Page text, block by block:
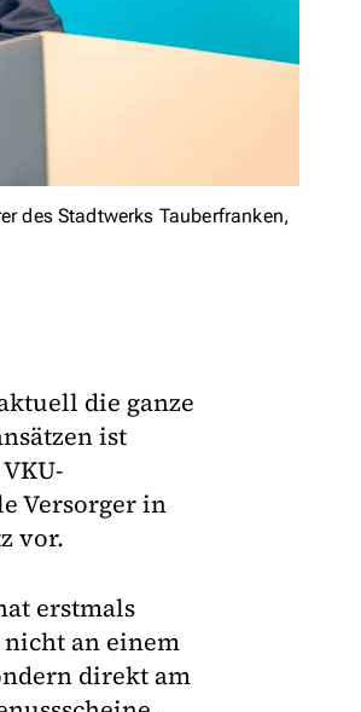
des Stadtwerks Tauberfranken,
die ganze
ist
Versorger in
vor.
erstmals
an einem
direkt am